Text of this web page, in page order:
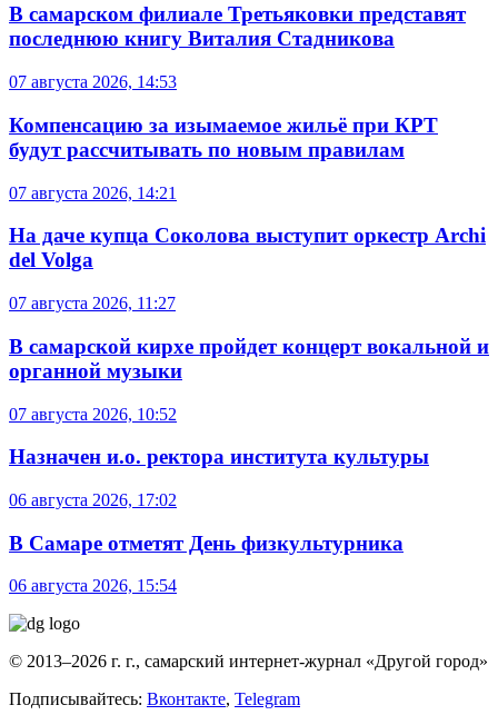
В самарском филиале Третьяковки представят
последнюю книгу Виталия Стадникова
07 августа 2026, 14:53
Компенсацию за изымаемое жильё при КРТ
будут рассчитывать по новым правилам
07 августа 2026, 14:21
На даче купца Соколова выступит оркестр Archi
del Volga
07 августа 2026, 11:27
В самарской кирхе пройдет концерт вокальной и
органной музыки
07 августа 2026, 10:52
Назначен и.о. ректора института культуры
06 августа 2026, 17:02
В Самаре отметят День физкультурника
06 августа 2026, 15:54
© 2013–2026 г. г., самарский интернет-журнал «Другой город»
Подписывайтесь: Вконтакте, Telegram